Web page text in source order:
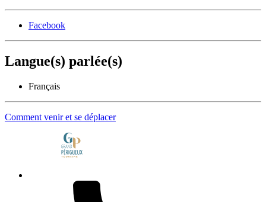
Facebook
Langue(s) parlée(s)
Français
Comment venir et se déplacer